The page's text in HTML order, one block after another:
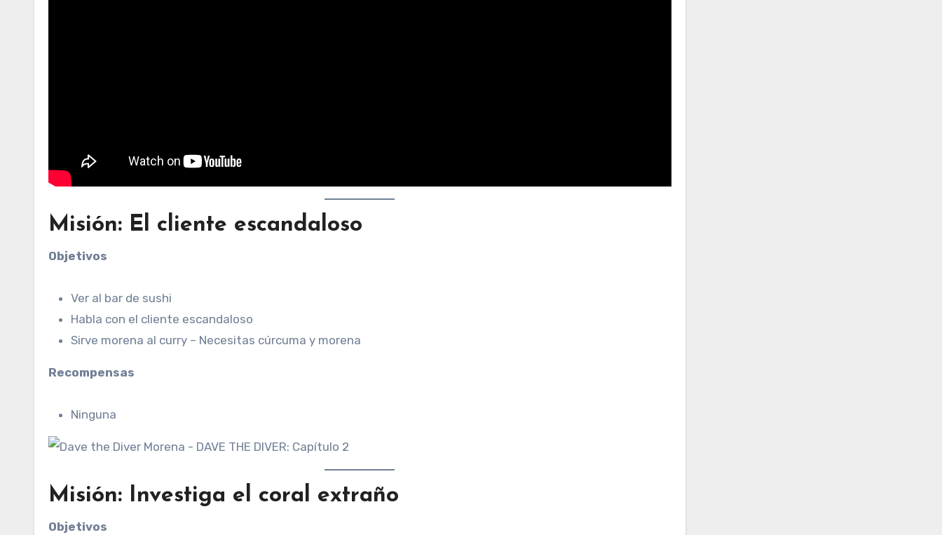
Misión: El cliente escandaloso
Objetivos
Ver al bar de sushi
Habla con el cliente escandaloso
Sirve morena al curry – Necesitas cúrcuma y morena
Recompensas
Ninguna
Misión: Investiga el coral extraño
Objetivos